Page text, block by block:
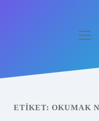
Yasal Uyarı
ETIKET: OKUMAK